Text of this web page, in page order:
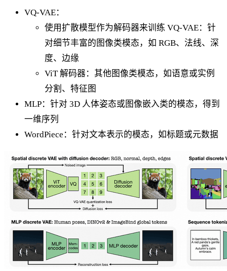
VQ-VAE：
使用扩散模型作为解码器来训练 VQ-VAE：针
对细节丰富的图像类模态，如 RGB、法线、深
度、边缘
ViT 解码器：其他图像类模态，如语意或实例
分割、特征图
MLP：针对 3D 人体姿态或图像嵌入类的模态，得到
一维序列
WordPiece：针对文本表示的模态，如标题或元数据